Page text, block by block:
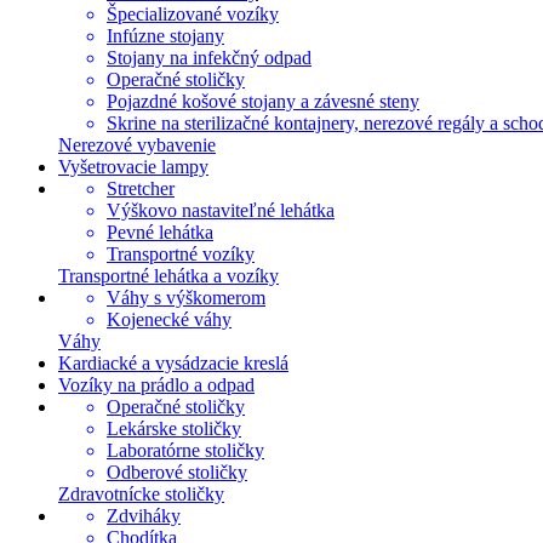
Špecializované vozíky
Infúzne stojany
Stojany na infekčný odpad
Operačné stoličky
Pojazdné košové stojany a závesné steny
Skrine na sterilizačné kontajnery, nerezové regály a
Nerezové vybavenie
Vyšetrovacie lampy
Stretcher
Výškovo nastaviteľné lehátka
Pevné lehátka
Transportné vozíky
Transportné lehátka a vozíky
Váhy s výškomerom
Kojenecké váhy
Váhy
Kardiacké a vysádzacie kreslá
Vozíky na prádlo a odpad
Operačné stoličky
Lekárske stoličky
Laboratórne stoličky
Odberové stoličky
Zdravotnícke stoličky
Zdviháky
Chodítka